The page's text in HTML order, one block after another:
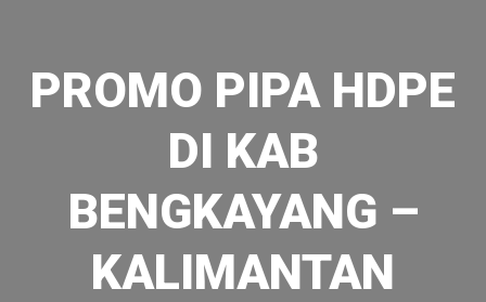
PROMO PIPA HDPE
DI KAB
BENGKAYANG –
KALIMANTAN